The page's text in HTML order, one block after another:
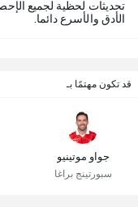
تحديثات لحظية لجميع
الأدق والأسرع دائما.
قد تكون مهتمًا بـ
جواو موتينيو
سبورتينج براغا